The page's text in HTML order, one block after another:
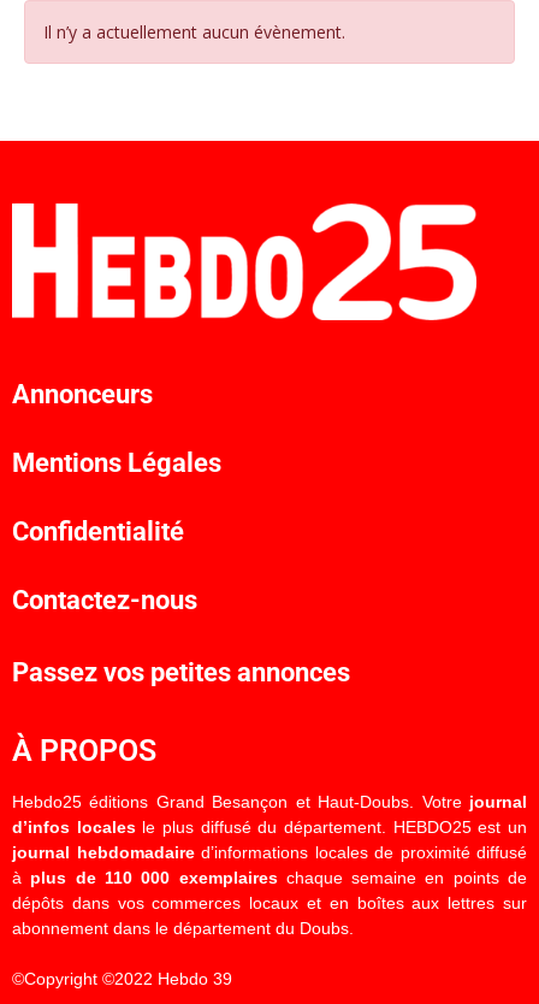
Il n’y a actuellement aucun évènement.
Annonceurs
Mentions Légales
Confidentialité
Contactez-nous
Passez vos petites annonces
À PROPOS
Hebdo25 éditions Grand Besançon et Haut-Doubs. Votre journal
d’infos localesle plus diffusé du département. HEBDO25 est un
journal hebdomadaired’informations locales de proximité diffusé
à plus de 110 000 exemplaireschaque semaine en points de
dépôts dans vos commerces locaux et en boîtes aux lettres sur
abonnement dans le département du Doubs.
©Copyright ©2022 Hebdo 39